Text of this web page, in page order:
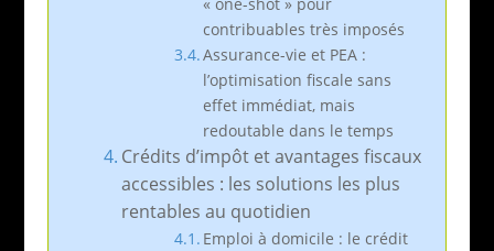
contribuables très imposés
Assurance-vie et PEA :
l’optimisation fiscale sans
effet immédiat, mais
redoutable dans le temps
Crédits d’impôt et avantages fiscaux
accessibles : les solutions les plus
rentables au quotidien
Emploi à domicile : le crédit